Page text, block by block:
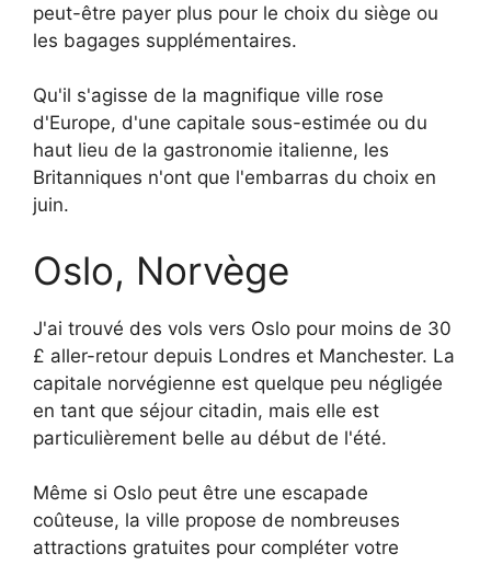
peut-être payer plus pour le choix du siège ou
les bagages supplémentaires.
Qu'il s'agisse de la magnifique ville rose
d'Europe, d'une capitale sous-estimée ou du
haut lieu de la gastronomie italienne, les
Britanniques n'ont que l'embarras du choix en
juin.
Oslo, Norvège
J'ai trouvé des vols vers Oslo pour moins de 30
£ aller-retour depuis Londres et Manchester. La
capitale norvégienne est quelque peu négligée
en tant que séjour citadin, mais elle est
particulièrement belle au début de l'été.
Même si Oslo peut être une escapade
coûteuse, la ville propose de nombreuses
attractions gratuites pour compléter votre